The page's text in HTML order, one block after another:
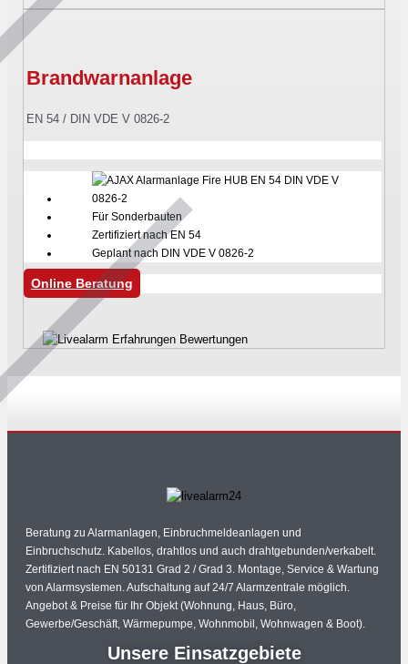
Brandwarnanlage
EN 54 / DIN VDE V 0826-2
Für Sonderbauten
Zertifiziert nach EN 54
Geplant nach DIN VDE V 0826-2
Online Beratung
Beratung zu Alarmanlagen, Einbruchmeldeanlagen und
Einbruchschutz. Kabellos, drahtlos und auch drahtgebunden/verkabelt.
Zertifiziert nach EN 50131 Grad 2 / Grad 3. Montage, Service & Wartung
von Alarmsystemen. Aufschaltung auf 24/7 Alarmzentrale möglich.
Angebot & Preise für Ihr Objekt (Wohnung, Haus, Büro,
Gewerbe/Geschäft, Wärmepumpe, Wohnmobil, Wohnwagen & Boot).
Unsere Einsatzgebiete